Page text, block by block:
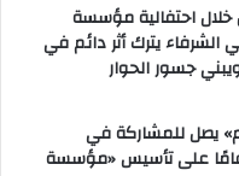
خلال احتفالية مؤسسة
الشرفاء يترك أثر دائم في
جسور الحوار
يصل للمشاركة في
مرور 12 عامًا على تأسيس «مؤسسة